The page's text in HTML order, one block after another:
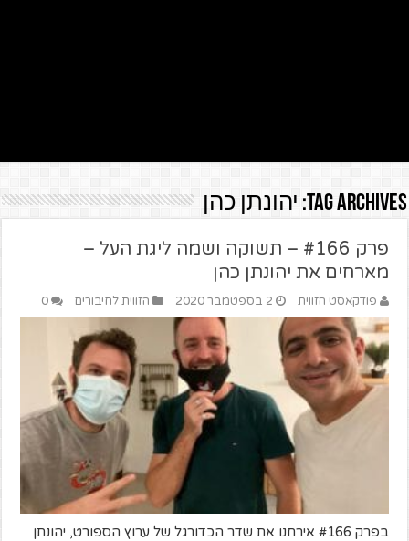
Tag Archives: יהונתן כהן
פרק #166 – תשוקה ושמה ליגת העל –
מארחים את יהונתן כהן
פודקאסט הזווית 2 בספטמבר 2020 הזווית לחיבורים 0
בפרק #166 אירחנו את שדר הכדורגל של ערוץ הספורט, יהונתן